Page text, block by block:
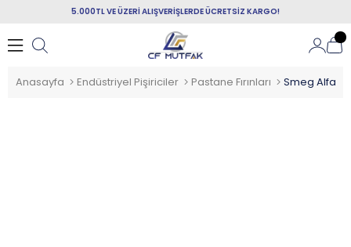
5.000TL VE ÜZERİ ALIŞVERİŞLERDE ÜCRETSİZ KARGO!
Anasayfa Endüstriyel Pişiriciler Pastane Fırınları Smeg Alfa